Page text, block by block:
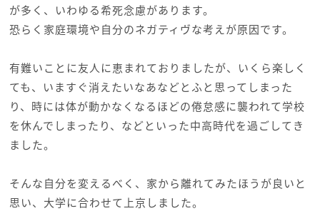
が多く、いわゆる希死念慮があります。
恐らく家庭環境や自分のネガティヴな考えが原因です。
有難いことに友人に恵まれておりましたが、いくら楽しく
ても、いますぐ消えたいなあなどとふと思ってしまった
り、時には体が動かなくなるほどの倦怠感に襲われて学校
を休んでしまったり、などといった中高時代を過ごしてき
ました。
そんな自分を変えるべく、家から離れてみたほうが良いと
思い、大学に合わせて上京しました。